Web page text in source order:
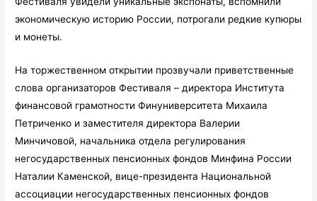
экономическую историю России, потрогали редкие купюры
и монеты.
На торжественном открытии прозвучали приветственные
слова организаторов Фестиваля – директора Института
финансовой грамотности Финуниверситета Михаила
Петриченко и заместителя директора Валерии
Минчичовой, начальника отдела регулирования
негосударственных пенсионных фондов Минфина России
Наталии Каменской, вице-президента Национальной
ассоциации негосударственных пенсионных фондов